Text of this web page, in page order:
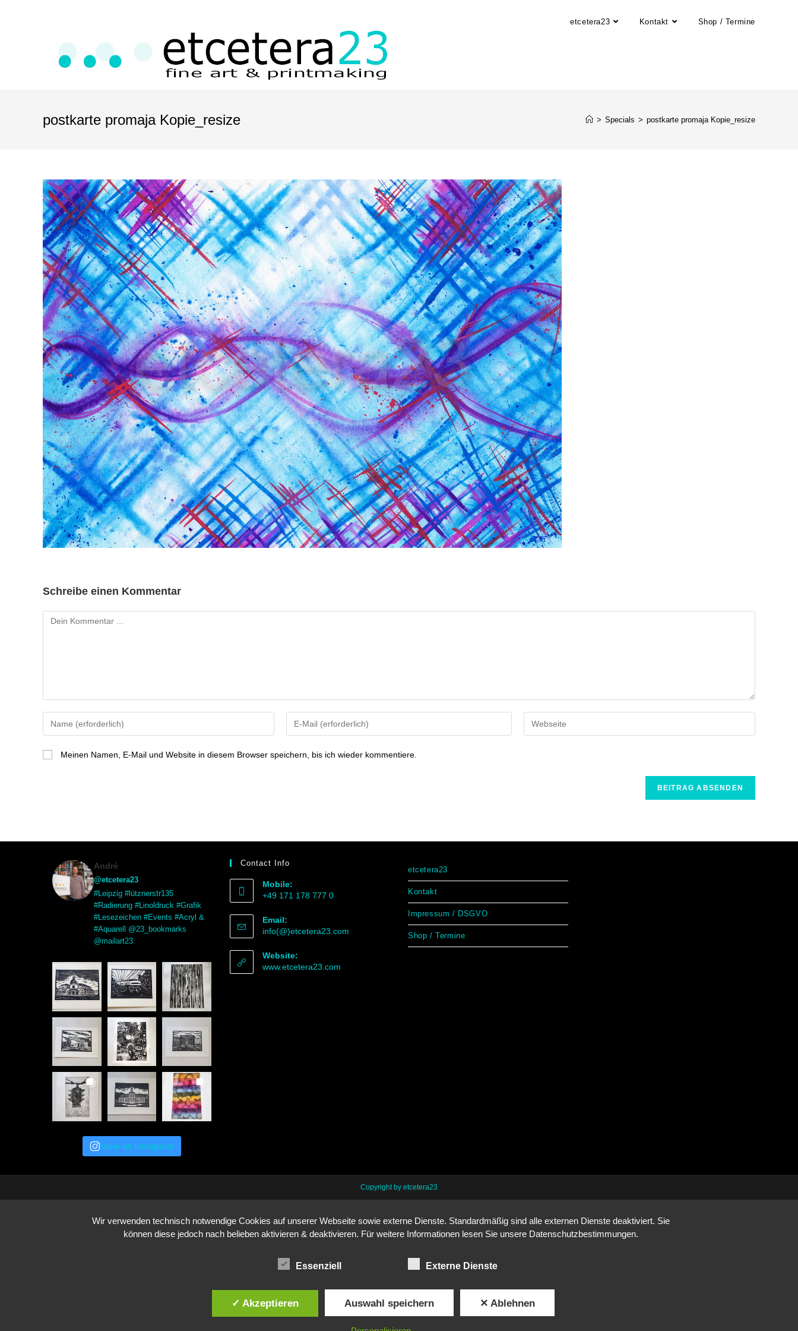
etcetera23 Kontakt Shop / Termine
postkarte promaja Kopie_resize > Specials > postkarte promaja Kopie_resize
Schreibe einen Kommentar
Meinen Namen, E-Mail und Website in diesem Browser speichern, bis ich wieder kommentiere.
André
@etcetera23
#Leipzig #lütznerstr135
#Radierung #Linoldruck #Grafik
#Lesezeichen #Events #Acryl &
#Aquarell @23_bookmarks
@mailart23
View on Instagram
Contact Info
Mobile:
+49 171 178 777 0
Email:
info(@)etcetera23.com
Website:
www.etcetera23.com
etcetera23
Kontakt
Impressum / DSGVO
Shop / Termine
Copyright by etcetera23
Wir verwenden technisch notwendige Cookies auf unserer Webseite sowie externe Dienste. Standardmäßig sind alle externen Dienste deaktiviert. Sie
können diese jedoch nach belieben aktivieren & deaktivieren. Für weitere Informationen lesen Sie unsere Datenschutzbestimmungen.
Essenziell Externe Dienste
✓ Akzeptieren Auswahl speichern ✕ Ablehnen